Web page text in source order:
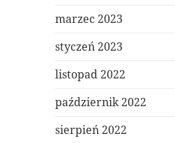
marzec 2023
styczeń 2023
listopad 2022
październik 2022
sierpień 2022